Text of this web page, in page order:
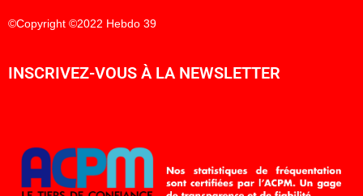
©Copyright ©2022 Hebdo 39
INSCRIVEZ-VOUS À LA NEWSLETTER